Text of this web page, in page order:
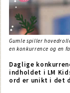
Gumle spiller
en konkurrence og en
Daglige
indholdet i LM
ord er unikt i det